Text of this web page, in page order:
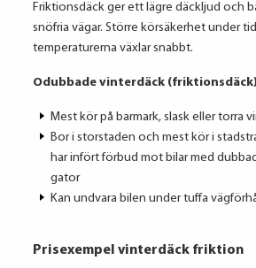
Friktionsdäck ger ett lägre däckljud och
snöfria vägar. Större körsäkerhet under
temperaturerna växlar snabbt.
Odubbade vinterdäck
Mest kör på barmark, slask eller torra
Bor i storstaden och mest kör i
har infört förbud mot bilar med
gator
Kan undvara bilen under tuffa
Prisexempel vinterdäck friktion